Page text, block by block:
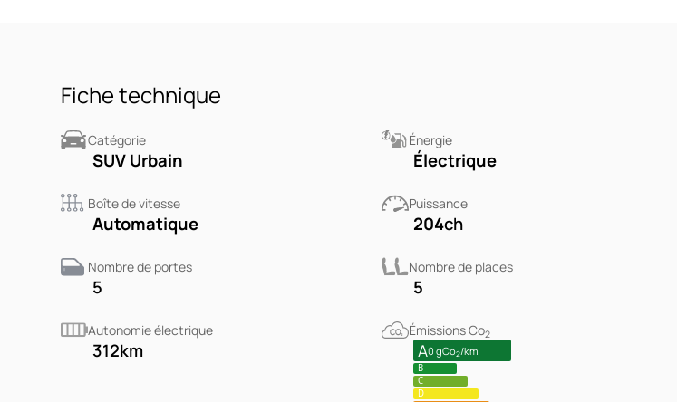
Fiche technique
Catégorie
SUV Urbain
Énergie
Électrique
Boîte de vitesse
Automatique
Puissance
204ch
Nombre de portes
5
Nombre de places
5
Autonomie électrique
312km
Émissions Co2
A0 gCo2/km
B
C
D